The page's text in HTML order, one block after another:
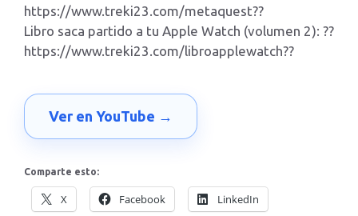
https://www.treki23.com/metaquest??
Libro saca partido a tu Apple Watch (volumen 2): ??
https://www.treki23.com/libroapplewatch??
Ver en YouTube →
Comparte esto:
X Facebook LinkedIn